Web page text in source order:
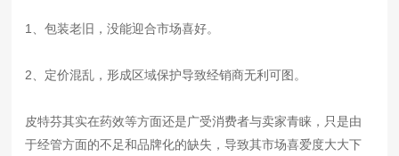
1、包装老旧，没能迎合市场喜好。
2、定价混乱，形成区域保护导致经销商无利可图。
皮特芬其实在药效等方面还是广受消费者与卖家青睐，只是由
于经管方面的不足和品牌化的缺失，导致其市场喜爱度大大下